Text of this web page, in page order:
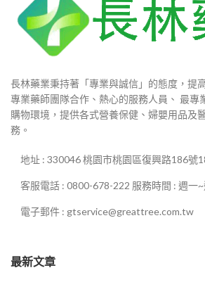
長林藥業秉持著「專業與誠信」的態度，提
專業藥師團隊合作、熱心的服務人員、 最專
購物環境，提供各式營養保健、婦嬰用品及
務。
地址 : 330046 桃園市桃園區復興路186號
客服電話 : 0800-678-222 服務時間 : 週一
電子郵件 : gtservice@greattree.com.tw
最新文章